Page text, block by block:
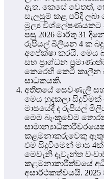
ඇත. කෙසේ වෙතත්,
සැලසුම් කළ පරිදි ලබා
මූල්‍ය විශ්ලේෂණයකට
පසු 2026 මාර්තු 31
රුපියල් බිලියන 4 ක බදු
අපේක්ෂා කරයි. මෙය
සහ ප්‍රාග්ධන
කෙරෙහි කෙටි කාලීන
සාධකයකි.
අතීතයේ සෙවණැලි
මෙය හුදකලා
මාසයේදී ද රුපියල්
මෙම බැංකුවේම
කළමනාකරුවෙකු
එම සිදුවීමෙන් මාස
මෙවැනි දැවැන්ත
කළමනාකාරීත්වයේ
අසාර්ථකත්වයයි.